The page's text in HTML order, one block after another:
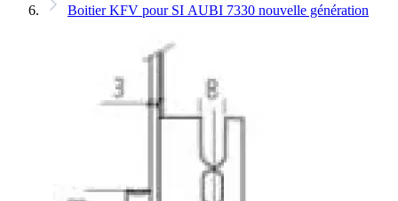
Boitier KFV pour SI AUBI 7330 nouvelle génération